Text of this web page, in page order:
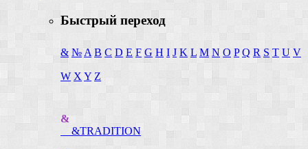
Быстрый переход
& № A B C D E F G H I J K L M N O P Q R S T U V
W X Y Z
&
&TRADITION